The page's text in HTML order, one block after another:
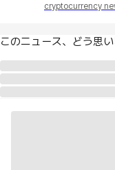
cryptocurrency
このニュース、どう思い